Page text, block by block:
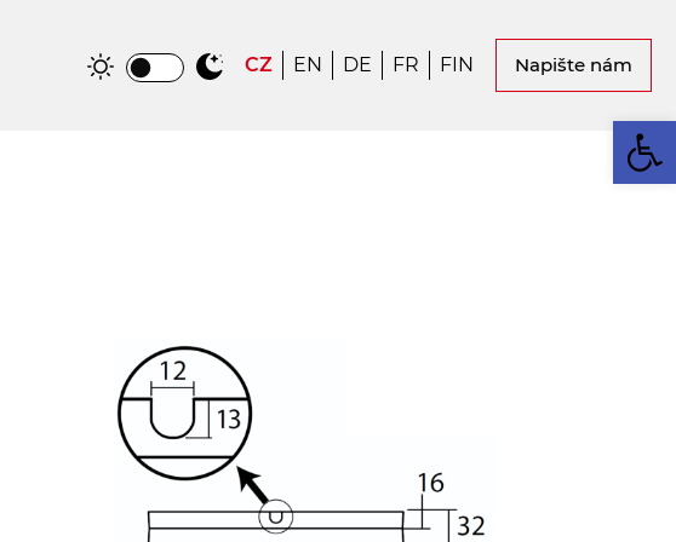
CZ EN DE FR FIN Napište nám